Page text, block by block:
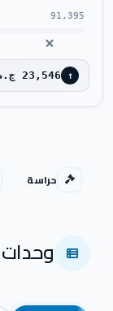
91,395
↑ 23,546 ج.م
حراسة